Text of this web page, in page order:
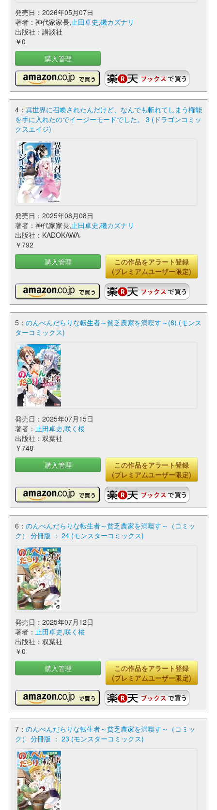
発売日：2026年05月07日
著者：神代家家長,止田卓史,磯カズナリ
出版社：講談社
￥0
購入管理
4： 異世界に召喚されたんだけど、なんでも斬れてしまう権能
を手に入れたのでイージーモードでした。 3 (ドラゴンコミッ
クスエイジ)
発売日：2025年08月08日
著者：神代家家長,止田卓史,磯カズナリ
出版社：KADOKAWA
￥792
購入管理
この作品をアラート登録
(プレミアムユーザー限定)
5： のんべんだらりな転生者～貧乏農家を満喫す～(6) (モンス
ターコミックス)
発売日：2025年07月15日
著者： 止田卓史,咲く桜
出版社：双葉社
￥748
購入管理
この作品をアラート登録
(プレミアムユーザー限定)
6： のんべんだらりな転生者～貧乏農家を満喫す～（コミッ
ク） 分冊版 ： 24 (モンスターコミックス)
発売日：2025年07月12日
著者： 止田卓史,咲く桜
出版社：双葉社
￥0
購入管理
この作品をアラート登録
(プレミアムユーザー限定)
7： のんべんだらりな転生者～貧乏農家を満喫す～（コミッ
ク） 分冊版 ： 23 (モンスターコミックス)